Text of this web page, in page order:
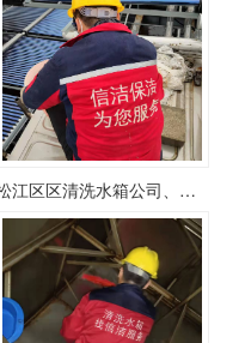
松江区区清洗水箱公司、松江清洗水箱公司